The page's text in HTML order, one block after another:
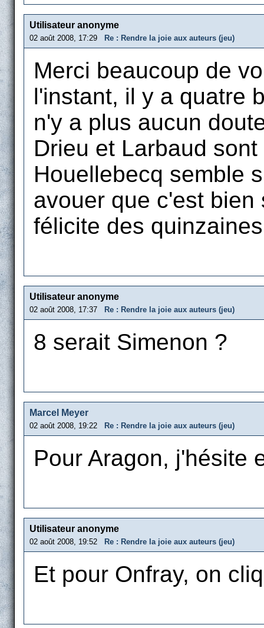
Utilisateur anonyme
02 août 2008, 17:29 Re : Rendre la joie aux auteurs (jeu)
Merci beaucoup de
l'instant, il y a quatre
n'y a plus aucun
Drieu et Larbaud
Houellebecq semble
avouer que c'est
félicite des
Utilisateur anonyme
02 août 2008, 17:37 Re : Rendre la joie aux auteurs (jeu)
8 serait Simenon ?
Marcel Meyer
02 août 2008, 19:22 Re : Rendre la joie aux auteurs (jeu)
Pour Aragon, j'hésite
Utilisateur anonyme
02 août 2008, 19:52 Re : Rendre la joie aux auteurs (jeu)
Et pour Onfray, on